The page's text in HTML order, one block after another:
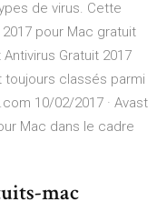
de virus. Cette
pour Mac gratuit
Gratuit 2017
toujours classés parmi
10/02/2017 · Avast
Mac dans le cadre
mac